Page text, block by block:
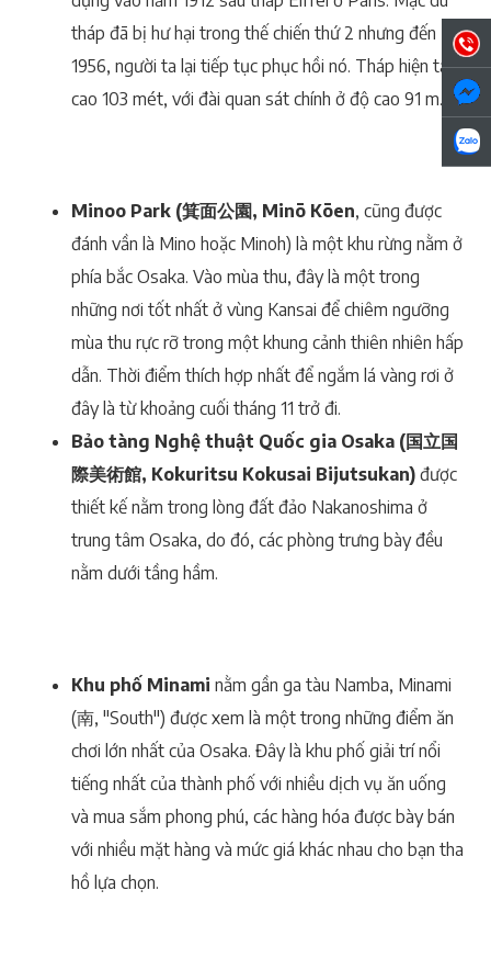
tháp đã bị hư hại trong thế chiến thứ 2 nhưng đến
1956, người ta lại tiếp tục phục hồi nó. Tháp hiện tại
cao 103 mét, với đài quan sát chính ở độ cao 91 m.
Minoo Park (箕面公園, Minō Kōen, cũng được
đánh vần là Mino hoặc Minoh) là một khu rừng nằm ở
phía bắc Osaka. Vào mùa thu, đây là một trong
những nơi tốt nhất ở vùng Kansai để chiêm ngưỡng
mùa thu rực rỡ trong một khung cảnh thiên nhiên hấp
dẫn. Thời điểm thích hợp nhất để ngắm lá vàng rơi ở
đây là từ khoảng cuối tháng 11 trở đi.
Bảo tàng Nghệ thuật Quốc gia Osaka (国立国
際美術館, Kokuritsu Kokusai Bijutsukan) được
thiết kế nằm trong lòng đất đảo Nakanoshima ở
trung tâm Osaka, do đó, các phòng trưng bày đều
nằm dưới tầng hầm.
Khu phố Minami nằm gần ga tàu Namba, Minami
(南, "South") được xem là một trong những điểm ăn
chơi lớn nhất của Osaka. Đây là khu phố giải trí nổi
tiếng nhất của thành phố với nhiều dịch vụ ăn uống
và mua sắm phong phú, các hàng hóa được bày bán
với nhiều mặt hàng và mức giá khác nhau cho bạn tha
hồ lựa chọn.